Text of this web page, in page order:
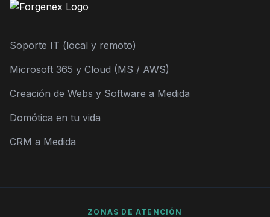
Soporte IT (local y remoto)
Microsoft 365 y Cloud (MS / AWS)
Creación de Webs y Software a Medida
Domótica en tu vida
CRM a Medida
ZONAS DE ATENCIÓN